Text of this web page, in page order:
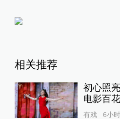
相关推荐
初心照
电影百
有戏 6小